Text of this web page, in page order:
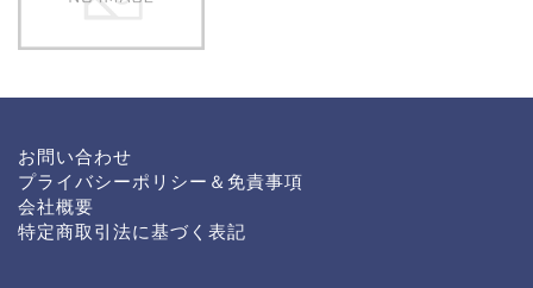
お問い合わせ
プライバシーポリシー＆免責事項
会社概要
特定商取引法に基づく表記